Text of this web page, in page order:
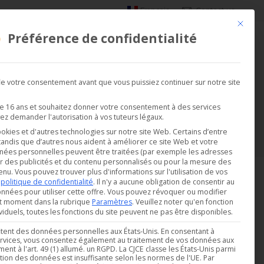
Français Contact us
Vous êtes ici :
Accueil Régulateurs
5 entrées PT1000, 1 entrée 0-10 V, 2 entrées
Ce
Préférence de confidentialité
votre consentement avant que vous puissiez continuer sur notre site
16 ans et souhaitez donner votre consentement à des services
demander l'autorisation à vos tuteurs légaux.
et d'autres technologies sur notre site Web. Certains d’entre
que d’autres nous aident à améliorer ce site Web et votre
personnelles peuvent être traitées (par exemple les adresses
des publicités et du contenu personnalisés ou pour la mesure des
Vous pouvez trouver plus d'informations sur l'utilisation de vos
politique de confidentialité. Il n'y a aucune obligation de consentir au
pour utiliser cette offre. Vous pouvez révoquer ou modifier
moment dans la rubrique Paramètres. Veuillez noter qu'en fonction
toutes les fonctions du site peuvent ne pas être disponibles.
des données personnelles aux États-Unis. En consentant à
vous consentez également au traitement de vos données aux
à l'art. 49 (1) allumé. un RGPD. La CJCE classe les États-Unis parmi
des données est insuffisante selon les normes de l'UE. Par